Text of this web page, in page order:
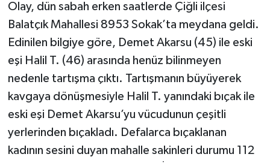
Olay, dün sabah erken saatlerde Çiğli ilçesi
Balatçık Mahallesi 8953 Sokak’ta meydana geldi.
Edinilen bilgiye göre, Demet Akarsu (45) ile eski
eşi Halil T. (46) arasında henüz bilinmeyen
nedenle tartışma çıktı. Tartışmanın büyüyerek
kavgaya dönüşmesiyle Halil T. yanındaki bıçak ile
eski eşi Demet Akarsu’yu vücudunun çeşitli
yerlerinden bıçakladı. Defalarca bıçaklanan
kadının sesini duyan mahalle sakinleri durumu 112